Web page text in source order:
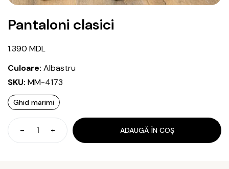
Pantaloni clasici
1.390 MDL
Culoare: Albastru
SKU: MM-4173
Ghid marimi
Cantitate
Pantaloni
ADAUGĂ ÎN COȘ